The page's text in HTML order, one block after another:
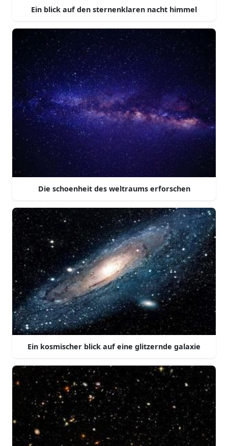
Ein blick auf den sternenklaren nacht himmel
Die schoenheit des weltraums erforschen
Ein kosmischer blick auf eine glitzernde galaxie